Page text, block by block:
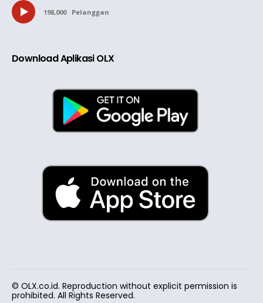
198,000 Pelanggan
Download Aplikasi OLX
© OLX.co.id. Reproduction without explicit permission is
prohibited. All Rights Reserved.